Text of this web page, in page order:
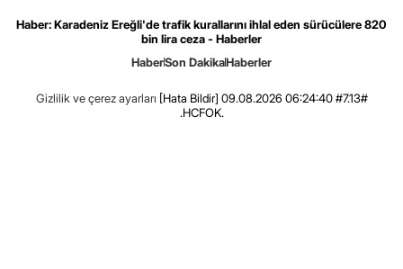
Haber: Karadeniz Ereğli'de trafik kurallarını ihlal eden sürücülere 820
bin lira ceza - Haberler
HaberSon DakikaHaberler
Gizlilik ve çerez ayarları [Hata Bildir] 09.08.2026 06:24:40 #7.13#
.HCFOK.